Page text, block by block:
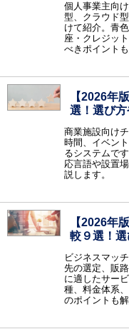
ビジネスプロセス
顧客管理
メール・FAX・SMS
マーケティング
データ蓄積・分析
WEB
通信インフラ
ハードウェアインフラ
ネットワークインフラ
個人事業主向
型、クラウド
けて紹介。青
座・クレジッ
べきポイント
【2026年
選！選び
商業施設向け
時間、イベン
るシステムで
応言語や設置
説します。
【2026年
較９選！
ビジネスマッ
先の選定、販
に適したサー
種、料金体系
のポイントも解